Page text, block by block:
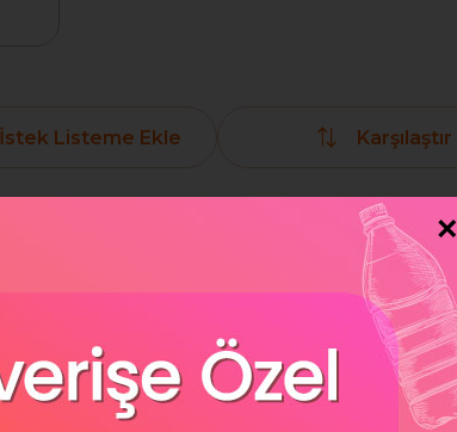
İstek Listeme Ekle Karşılaştır
Ödeme Seçenekleri
×